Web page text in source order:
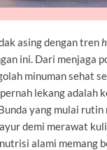
asing dengan tren
ini. Dari menjaga
minuman sehat
lekang adalah
yang mulai rutin
demi merawat
alami memang